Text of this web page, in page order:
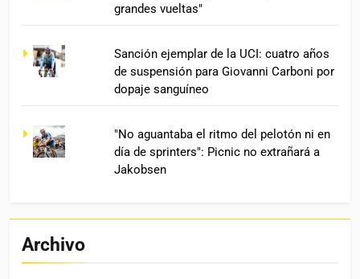
grandes vueltas"
Sanción ejemplar de la UCI: cuatro años
de suspensión para Giovanni Carboni por
dopaje sanguíneo
"No aguantaba el ritmo del pelotón ni en
día de sprinters": Picnic no extrañará a
Jakobsen
Archivo